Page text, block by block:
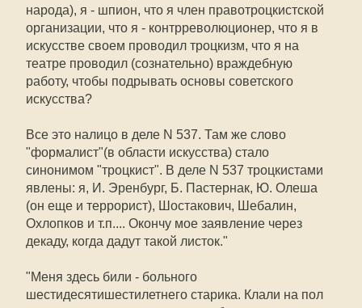
народа), я - шпион, что я член правотроцкистской
организации, что я - контрреволюционер, что я в
искусстве своем проводил троцкизм, что я на
театре проводил (сознательно) враждебную
работу, чтобы подрывать основы советского
искусства?
Все это налицо в деле N 537. Там же слово
"формалист"(в области искусства) стало
синонимом "троцкист". В деле N 537 троцкистами
явлены: я, И. Эренбург, Б. Пастернак, Ю. Олеша
(он еще и террорист), Шостакович, Шебалин,
Охлопков и т.п.... Окончу мое заявление через
декаду, когда дадут такой листок."
"Меня здесь били - больного
шестидесятишестилетнего старика. Клали на пол